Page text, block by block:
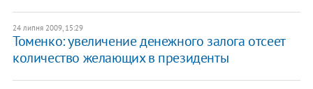
24 липня 2009, 15:29
Томенко: увеличение денежного залога отсеет
количество желающих в президенты